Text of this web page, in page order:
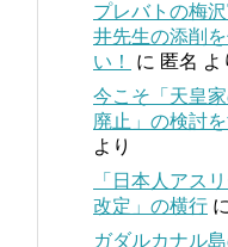
プレバトの梅
井先生の添削
い！
に 匿名 よ
今こそ「天皇
廃止」の検討
より
「日本人アス
改定」の横行 に
ガダルカナル